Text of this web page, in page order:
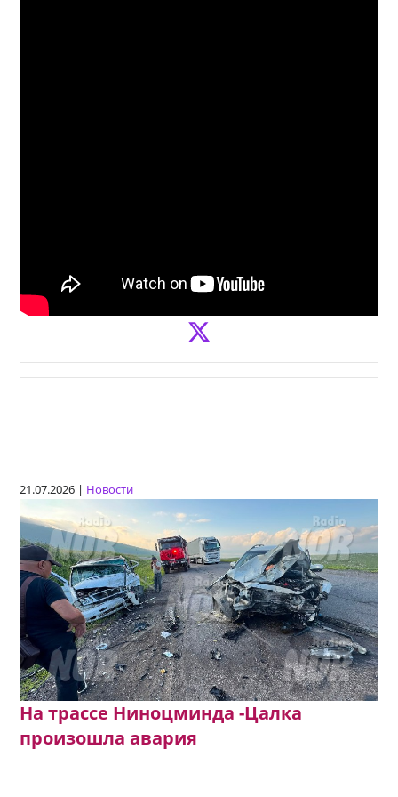
21.07.2026 | Новости
На трассе Ниноцминда -Цалка
произошла авария